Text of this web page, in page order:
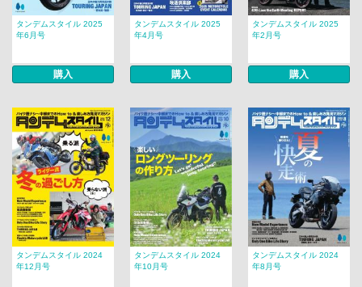
タンデムスタイル 2025
年6月号
購入
タンデムスタイル 2025
年4月号
購入
タンデムスタイル 2025
年2月号
購入
タンデムスタイル 2024
年12月号
タンデムスタイル 2024
年10月号
タンデムスタイル 2024
年8月号